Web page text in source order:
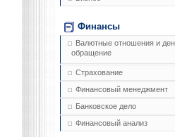
Финансы
Валютные отношения и
обращение
Страхование
Финансовый менеджмент
Банковское дело
Финансовый анализ